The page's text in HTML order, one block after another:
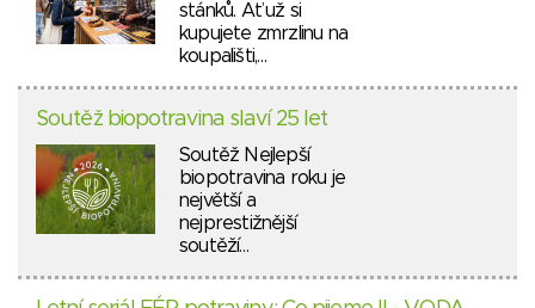
stánků. Ať už si
kupujete zmrzlinu na
koupališti,…
Soutěž biopotravina slaví 25 let
Soutěž Nejlepší
biopotravina roku je
největší a
nejprestižnější
soutěží…